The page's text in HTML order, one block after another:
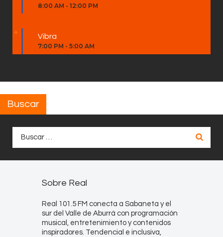
8:00 AM - 12:00 PM
Vibra
7:00 PM - 5:00 AM
Buscar
Sobre Real
Real 101.5 FM conecta a Sabaneta y el
sur del Valle de Aburrá con programación
musical, entretenimiento y contenidos
inspiradores. Tendencial e inclusiva,